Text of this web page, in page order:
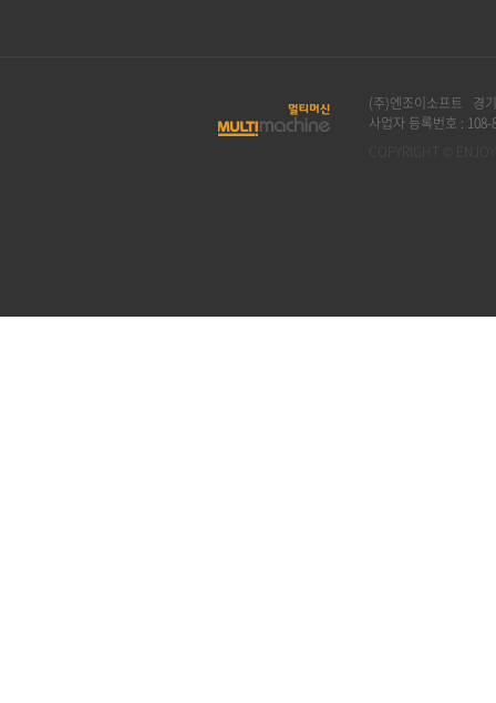
(주)엔조이소프트 경
사업자 등록번호 : 108-